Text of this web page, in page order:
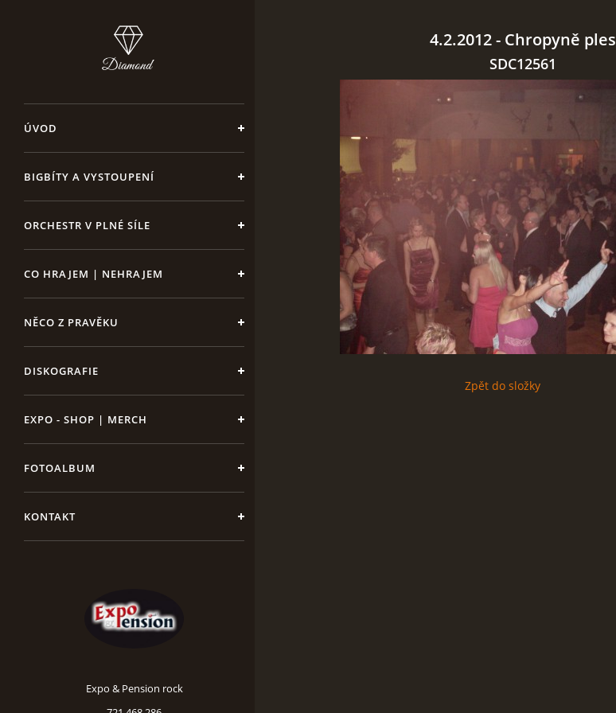
ÚVOD
BIGBÍTY A VYSTOUPENÍ
ORCHESTR V PLNÉ SÍLE
CO HRAJEM | NEHRAJEM
NĚCO Z PRAVĚKU
DISKOGRAFIE
EXPO - SHOP | MERCH
FOTOALBUM
KONTAKT
Expo & Pension rock
4.2.2012 - Chropyně ples
SDC12561
Zpět do složky